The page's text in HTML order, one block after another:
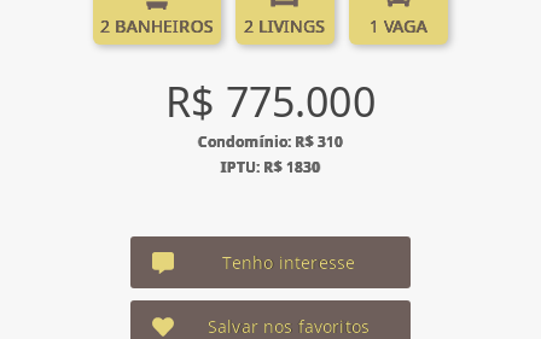
2 BANHEIROS 2 LIVINGS 1 VAGA
R$ 775.000
Condomínio: R$ 310
IPTU: R$ 1830
Tenho interesse
Salvar nos favoritos